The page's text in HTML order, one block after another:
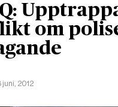
om
2012